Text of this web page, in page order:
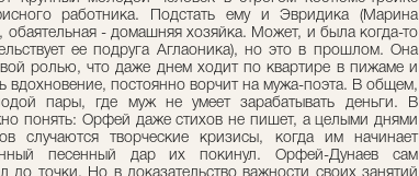
работника. Подстать ему и Эвридика (Марина
обаятельная - домашняя хозяйка. Может, и была когда-то
ее подруга Аглаоника), но это в прошлом. Она
ролью, что даже днем ходит по квартире в пижаме и
вдохновение, постоянно ворчит на мужа-поэта. В общем,
пары, где муж не умеет зарабатывать деньги. В
понять: Орфей даже стихов не пишет, а целыми днями
случаются творческие кризисы, когда им начинает
песенный дар их покинул. Орфей-Дунаев сам